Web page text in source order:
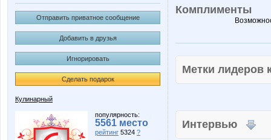
Отправить приватное сообщение
Добавить в друзья
Игнорировать
Сделать подарок
Кулинарный
популярность:
5561 место
рейтинг 5324 ?
Комплименты
Метки
Интервью